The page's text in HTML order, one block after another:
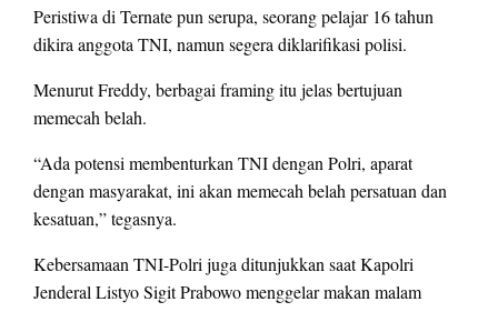
Peristiwa di Ternate pun serupa, seorang pelajar 16 tahun
dikira anggota TNI, namun segera diklarifikasi polisi.
Menurut Freddy, berbagai framing itu jelas bertujuan
memecah belah.
“Ada potensi membenturkan TNI dengan Polri, aparat
dengan masyarakat, ini akan memecah belah persatuan dan
kesatuan,” tegasnya.
Kebersamaan TNI-Polri juga ditunjukkan saat Kapolri
Jenderal Listyo Sigit Prabowo menggelar makan malam